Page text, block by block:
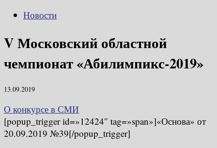
Новости
V Московский областной
чемпионат «Абилимпикс-2019»
13.09.2019
О конкурсе в СМИ
[popup_trigger id=»12424″ tag=»span»]«Основа» от
20.09.2019 №39[/popup_trigger]